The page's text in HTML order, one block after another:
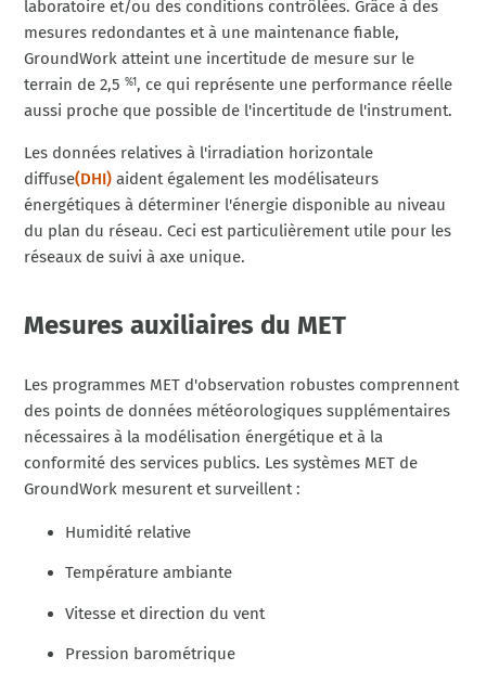
laboratoire et/ou des conditions contrôlées. Grâce à des
mesures redondantes et à une maintenance fiable,
GroundWork atteint une incertitude de mesure sur le
terrain de 2,5%1, ce qui représente une performance réelle
aussi proche que possible de l'incertitude de l'instrument.
Les données relatives à l'irradiation horizontale
diffuse(DHI) aident également les modélisateurs
énergétiques à déterminer l'énergie disponible au niveau
du plan du réseau. Ceci est particulièrement utile pour les
réseaux de suivi à axe unique.
Mesures auxiliaires du MET
Les programmes MET d'observation robustes comprennent
des points de données météorologiques supplémentaires
nécessaires à la modélisation énergétique et à la
conformité des services publics. Les systèmes MET de
GroundWork mesurent et surveillent :
Humidité relative
Température ambiante
Vitesse et direction du vent
Pression barométrique